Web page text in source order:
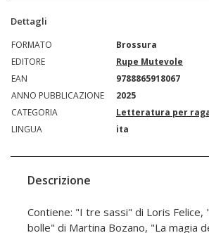
Dettagli
FORMATO
Brossura
EDITORE
Rupe Mutevole
EAN
9788865918067
ANNO PUBBLICAZIONE
2025
CATEGORIA
Letteratura per
LINGUA
ita
Descrizione
Contiene: "I tre sassi" di Loris Felice,
bolle" di Martina Bozano, "La magia